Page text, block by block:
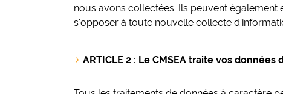
nous avons collectées. Ils peuvent également
s'opposer à toute nouvelle collecte
ARTICLE 2 : Le CMSEA traite vos